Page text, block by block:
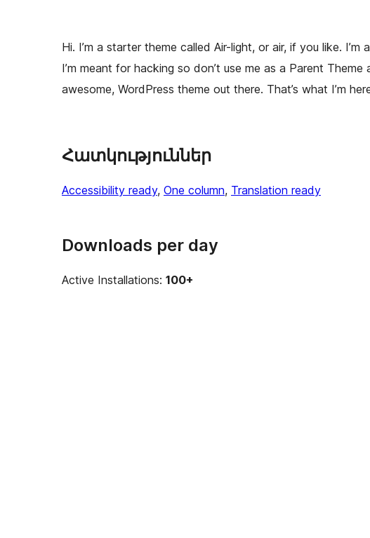
Hi. I’m a starter theme called Air-light, or air, if you like.
I’m meant for hacking so don’t use me as a Parent
awesome, WordPress theme out there. That’s what I’m
Հատկություններ
Accessibility ready, One column, Translation ready
Downloads per day
Active Installations: 100+